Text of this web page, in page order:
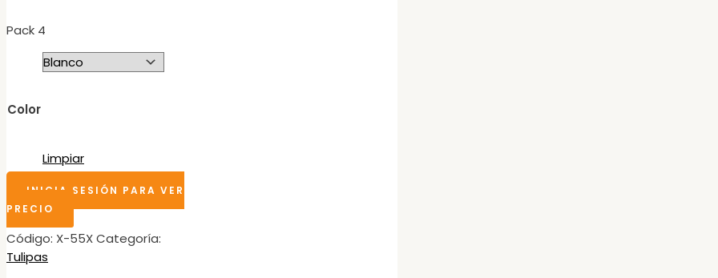
Pack 4
Color
Limpiar
INICIA SESIÓN PARA VER
PRECIO
Código: X-55XCategoría:
Tulipas